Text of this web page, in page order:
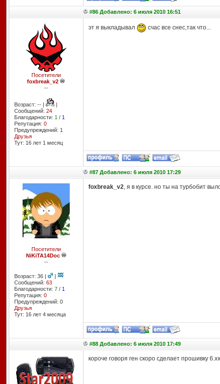
#86 Добавлено: 6 июля 2010 16:51
Посетители
foxbreak_v2
--
Возраст: -- |
|
Сообщений: 24
Благодарности: 1 / 1
Репутация: 0
Предупреждений: 1
Друзья
Тут: 16 лет 1 месяц
эт я выкладывал счас все снес,так что...
#87 Добавлено: 6 июля 2010 17:29
Посетители
NiKiTA14Doc
--
Возраст: 36 |
|
Сообщений: 63
Благодарности: 7/ 1
Репутация: 0
Предупреждений: 0
Друзья
Тут: 16 лет 4 месяцa
foxbreak_v2, я в курсе. но ты на турбобит
#88 Добавлено: 6 июля 2010 17:49
короче говоря ген скоро сделает прошивку 6.хх